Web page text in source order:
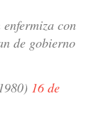
con
de gobierno
16 de